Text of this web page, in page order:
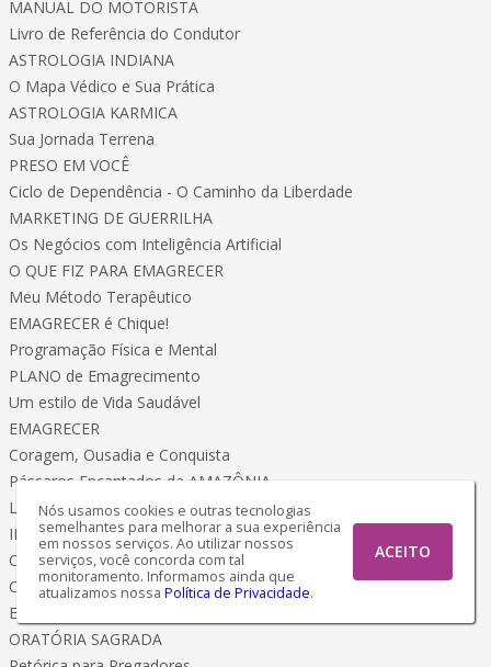
Nós usamos cookies e outras tecnologias
semelhantes para melhorar a sua experiência
em nossos serviços. Ao utilizar nossos
serviços, você concorda com tal
monitoramento. Informamos ainda que
atualizamos nossa Política de Privacidade.
ACEITO
MANUAL DO MOTORISTA
Livro de Referência do Condutor
ASTROLOGIA INDIANA
O Mapa Védico e Sua Prática
ASTROLOGIA KARMICA
Sua Jornada Terrena
PRESO EM VOCÊ
Ciclo de Dependência - O Caminho da Liberdade
MARKETING DE GUERRILHA
Os Negócios com Inteligência Artificial
O QUE FIZ PARA EMAGRECER
Meu Método Terapêutico
EMAGRECER é Chique!
Programação Física e Mental
PLANO de Emagrecimento
Um estilo de Vida Saudável
EMAGRECER
Coragem, Ousadia e Conquista
Pássaros Encantados da AMAZÔNIA
Livro de Colorir
INVENCÍVEL
Caminho da Estratégia de Miyamoto Musashi
CIÊNCIA OCULTA
Esoterismo - Magia Sociedades Secretas
ORATÓRIA SAGRADA